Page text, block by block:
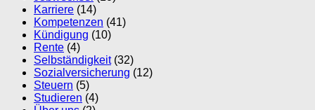
Karriere (14)
Kompetenzen (41)
Kündigung (10)
Rente (4)
Selbständigkeit(32)
Sozialversicherung (12)
Steuern (5)
Studieren (4)